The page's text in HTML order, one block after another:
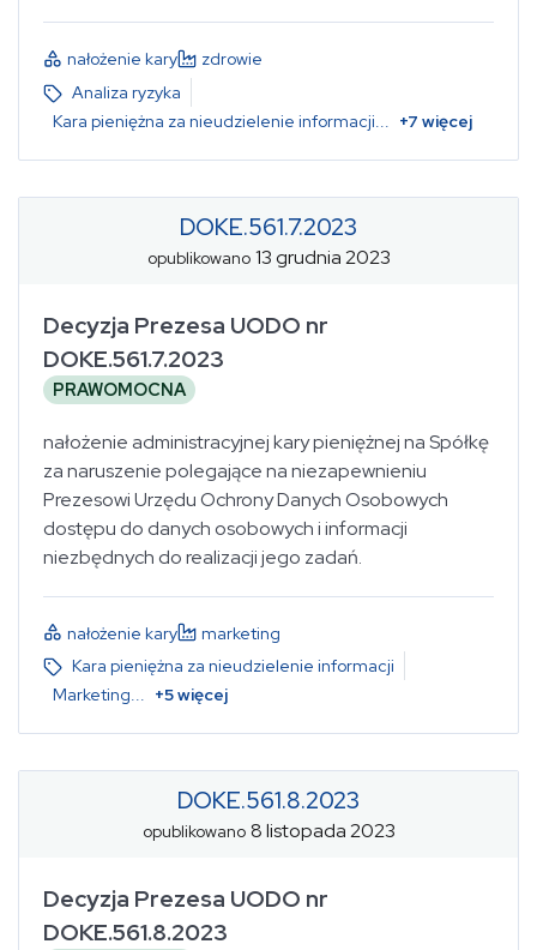
nałożenie kary
zdrowie
Analiza ryzyka
Kara pieniężna za nieudzielenie informacji... +7 więcej
DOKE.561.7.2023
opublikowano 13 grudnia 2023
Decyzja Prezesa UODO nr
DOKE.561.7.2023
PRAWOMOCNA
nałożenie administracyjnej kary pieniężnej na Spółkę
za naruszenie polegające na niezapewnieniu
Prezesowi Urzędu Ochrony Danych Osobowych
dostępu do danych osobowych i informacji
niezbędnych do realizacji jego zadań.
nałożenie kary
marketing
Kara pieniężna za nieudzielenie informacji
Marketing... +5więcej
DOKE.561.8.2023
opublikowano 8 listopada 2023
Decyzja Prezesa UODO nr
DOKE.561.8.2023